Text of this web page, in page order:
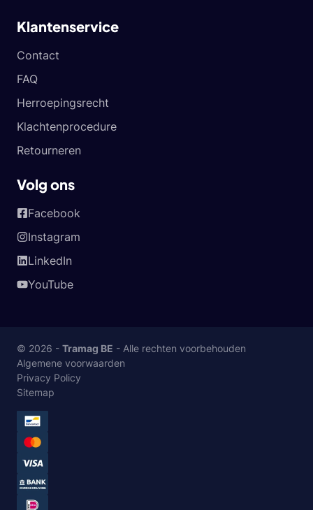
Klantenservice
Contact
FAQ
Herroepingsrecht
Klachtenprocedure
Retourneren
Volg ons
Facebook
Instagram
LinkedIn
YouTube
© 2026 - Tramag BE - Alle rechten voorbehouden
Algemene voorwaarden
Privacy Policy
Sitemap